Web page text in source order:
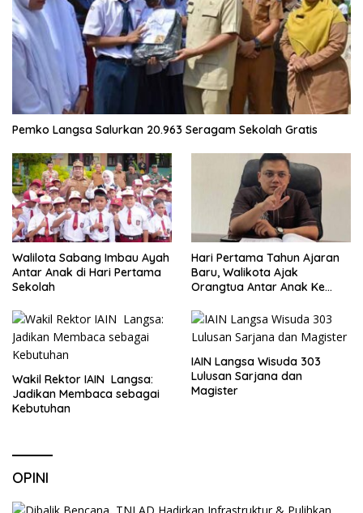
Pemko Langsa Salurkan 20.963 Seragam Sekolah Gratis
Walilota Sabang Imbau Ayah
Antar Anak di Hari Pertama
Sekolah
Hari Pertama Tahun Ajaran
Baru, Walikota Ajak
Orangtua Antar Anak Ke
Wakil Rektor IAIN Langsa:
Jadikan Membaca sebagai
Kebutuhan
IAIN Langsa Wisuda 303
Lulusan Sarjana dan
Magister
OPINI